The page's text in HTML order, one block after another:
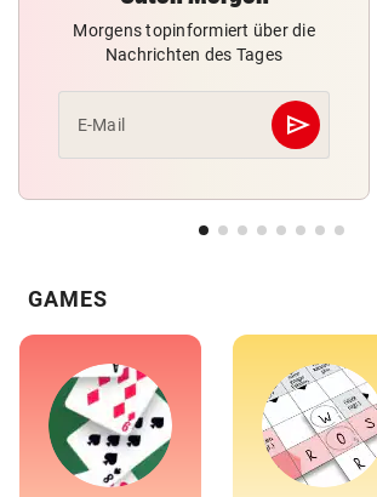
Morgens topinformiert über die
Nachrichten des Tages
E-Mail send
Abschicken
GAMES